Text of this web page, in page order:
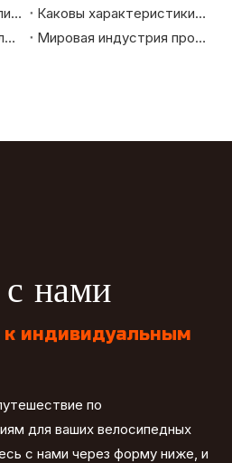
Инструменты для альпинизма и приключений - как горные электронные велосипеды меняют опыт езды на велосипеде на открытом воздухе
Каковы характеристики велосипедов высокого уровня, экспортируемых на рынки Европы и Америки?
Легкие материалы в электровелосипедах: повышение скорости, запаса хода и долговечности
Мировая индустрия производства велосипедов: эволюция и будущие тенденции
с нами
индивидуальным
по
для ваших велосипедных
с нами через форму ниже, и